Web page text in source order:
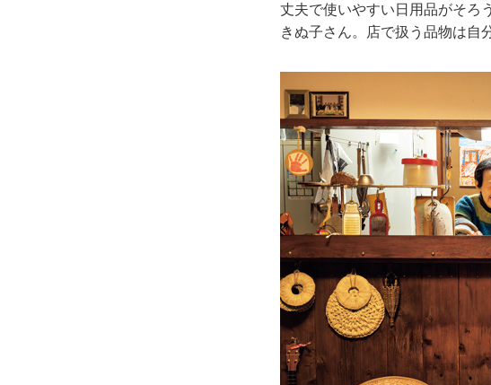
丈夫で使いやすい日用品がそろう
きぬ子さん。店で扱う品物は自